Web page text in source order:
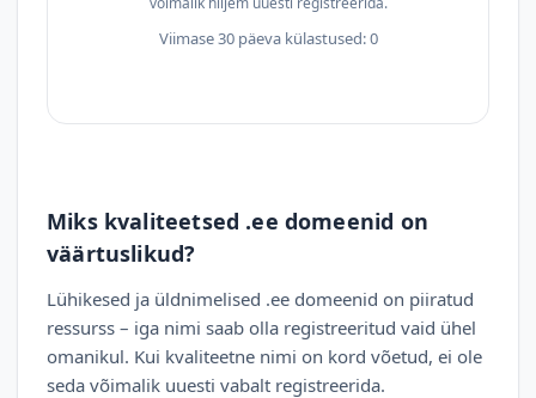
Viimase 30 päeva külastused: 0
Miks kvaliteetsed .ee domeenid on
väärtuslikud?
Lühikesed ja üldnimelised .ee domeenid on piiratud
ressurss – iga nimi saab olla registreeritud vaid ühel
omanikul. Kui kvaliteetne nimi on kord võetud, ei ole
seda võimalik uuesti vabalt registreerida.